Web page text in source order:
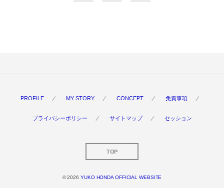
PROFILE MY STORY CONCEPT 免責事項
プライバシーポリシー サイトマップ セッション
TOP
© 2026 YUKO HONDA OFFICIAL WEBSITE